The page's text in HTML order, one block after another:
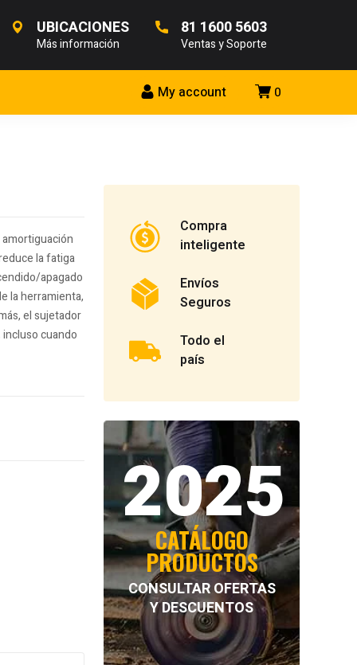
UBICACIONES
Más información
81 1600 5603
Ventas y Soporte
0
My account
la fatiga
apagado
la herramienta,
el sujetador
cuando
Compra
inteligente
Envíos
Seguros
Todo el
país
2025
CATÁLOGO
PRODUCTOS
CONSULTAR OFERTAS
Y DESCUENTOS